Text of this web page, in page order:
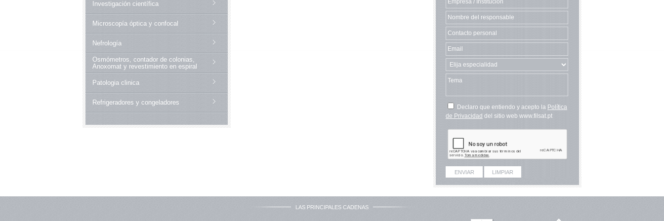
Investigación científica
Microscopía óptica y confocal
Nefrología
Osmómetros, contador de colonias,
Anoxomat y revestimiento en espiral
Patologia clinica
Refrigeradores y congeladores
Declaro que entiendo y acepto la Política
de Privacidad del sitio web www.filsat.pt
LAS PRINCIPALES CADENAS